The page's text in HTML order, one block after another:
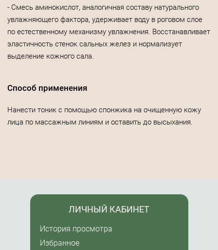
- Смесь аминокислот, аналогичная составу натурального
увлажняющего фактора, удерживает воду в роговом слое
по естественному механизму увлажнения. Восстанавливает
эластичность стенок сальных желез и нормализует
выделение кожного сала.
Способ применения
Нанести тоник с помощью спонжика на очищенную кожу
лица по массажным линиям и оставить до высыхания.
ЛИЧНЫЙ КАБИНЕТ
История просмотра
Избранное